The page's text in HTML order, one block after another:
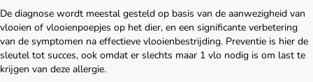
Amana Zorgplan
Winkel
De diagnose wordt meestal gesteld op basis van de aanwezigheid van
vlooien of vlooienpoepjes op het dier, en een significante verbetering
van de symptomen na effectieve vlooienbestrijding. Preventie is hier de
sleutel tot succes, ook omdat er slechts maar 1 vlo nodig is om last te
krijgen van deze allergie.